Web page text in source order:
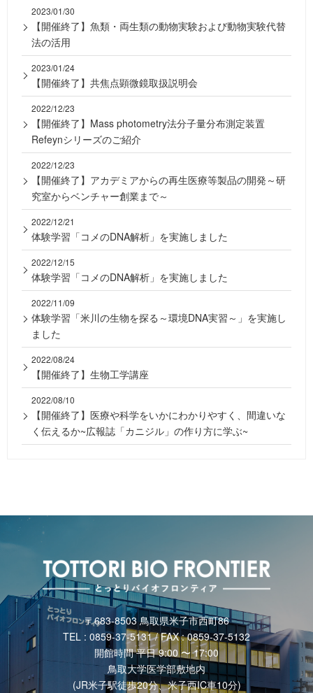
2023/01/30
【開催終了】魚類・両生類の動物実験および動物実験代替
法の活用
2023/01/24
【開催終了】共焦点顕微鏡取扱説明会
2022/12/23
【開催終了】Mass photometry法分子量分布測定装置
Refeynシリーズのご紹介
2022/12/23
【開催終了】アカデミアからの再生医療等製品の開発～研
究室からベンチャー創業まで～
2022/12/21
体験学習「コメのDNA解析」を実施しました
2022/12/15
体験学習「コメのDNA解析」を実施しました
2022/11/09
体験学習「米川の生物を探る～環境DNA実習～」を実施し
ました
2022/08/24
【開催終了】生物工学講座
2022/08/10
【開催終了】医療や科学をいかにわかりやすく、間違いな
く伝えるか~広報誌「カニジル」の作り方に学ぶ~
〒683-8503 鳥取県米子市西町86
TEL : 0859-37-5131 / FAX : 0859-37-5132
開館時間 平日 9:00 〜 17:00
鳥取大学医学部敷地内
(JR米子駅徒歩20分、米子西IC車10分)